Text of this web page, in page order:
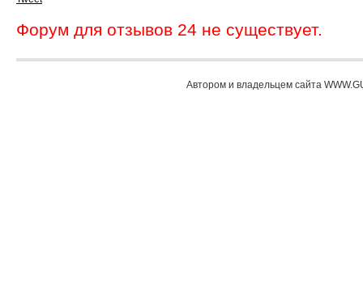
Форум для отзывов 24 не существует.
Автором и владельцем сайта